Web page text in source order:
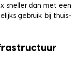
sneller dan met een
gebruik bij thuis-